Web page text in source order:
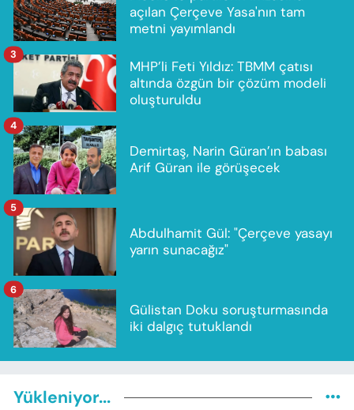
açılan Çerçeve Yasa'nın tam
metni yayımlandı
MHP’li Feti Yıldız: TBMM çatısı
altında özgün bir çözüm modeli
oluşturuldu
3
Demirtaş, Narin Güran’ın babası
Arif Güran ile görüşecek
4
Abdulhamit Gül: "Çerçeve yasayı
yarın sunacağız"
5
Gülistan Doku soruşturmasında
iki dalgıç tutuklandı
6
Yükleniyor...